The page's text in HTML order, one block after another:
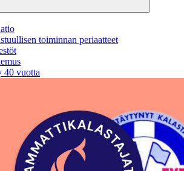
toiminnan periaatteet
vuotta